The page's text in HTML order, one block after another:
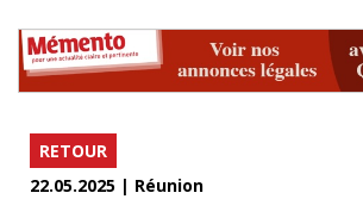
RETOUR
22.05.2025 | Réunion